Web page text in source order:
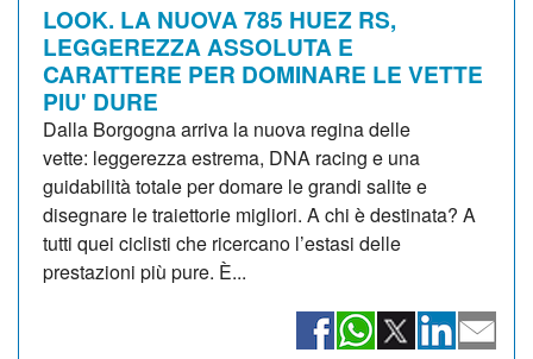
LOOK. LA NUOVA 785 HUEZ RS,
LEGGEREZZA ASSOLUTA E
CARATTERE PER DOMINARE LE VETTE
PIU' DURE
Dalla Borgogna arriva la nuova regina delle
vette: leggerezza estrema, DNA racing e una
guidabilità totale per domare le grandi salite e
disegnare le traiettorie migliori. A chi è destinata? A
tutti quei ciclisti che ricercano l’estasi delle
prestazioni più pure. È...